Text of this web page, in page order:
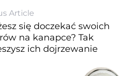
Article
się doczekać swoich
na kanapce? Tak
ich dojrzewanie